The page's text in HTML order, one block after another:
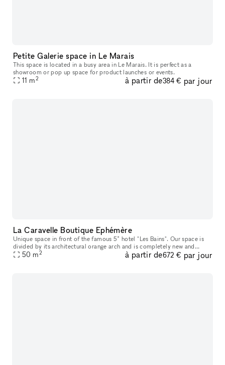
Petite Galerie space in Le Marais
This space is located in a busy area in Le Marais. It is perfect as a
showroom or pop up space for product launches or events.
11 m2 à partir de384 € par jour
La Caravelle Boutique Ephémère
Unique space in front of the famous 5* hotel "Les Bains". Our space is
divided by its architectural orange arch and is completely new and
renovated ! Ideal for popups/showroom
50 m2 à partir de672 € par jour